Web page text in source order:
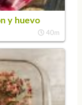
y huevo
40m